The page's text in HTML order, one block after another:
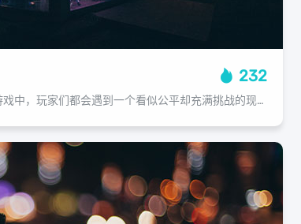
232
游戏中的“顺风局”现象与影响在很多游戏中，玩家们都会遇到一个看似公平却充满挑战的现象——所谓的“顺风局”，这种现象并非只有在某些特定的游戏环境中出现，而是普遍存在于许多类型的游戏中，什么是“顺风局”，为何会出现这样的现象呢？...